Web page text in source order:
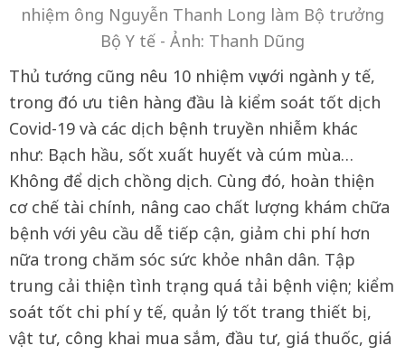
nhiệm ông Nguyễn Thanh Long làm Bộ trưởng
Bộ Y tế - Ảnh: Thanh Dũng
Thủ tướng cũng nêu 10 nhiệm vụ với ngành y tế,
trong đó ưu tiên hàng đầu là kiểm soát tốt dịch
Covid-19 và các dịch bệnh truyền nhiễm khác
như: Bạch hầu, sốt xuất huyết và cúm mùa…
Không để dịch chồng dịch. Cùng đó, hoàn thiện
cơ chế tài chính, nâng cao chất lượng khám chữa
bệnh với yêu cầu dễ tiếp cận, giảm chi phí hơn
nữa trong chăm sóc sức khỏe nhân dân. Tập
trung cải thiện tình trạng quá tải bệnh viện; kiểm
soát tốt chi phí y tế, quản lý tốt trang thiết bị,
vật tư, công khai mua sắm, đầu tư, giá thuốc, giá